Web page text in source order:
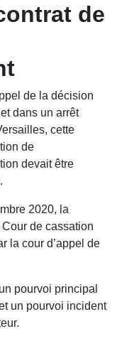
de
de la décision
dans un arrêt
cette
de
devait être
2020, la
de cassation
la cour d’appel de
pourvoi principal
un pourvoi incident